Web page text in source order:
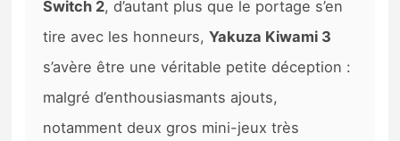
Switch 2, d’autant plus que le portage s’en
tire avec les honneurs,Yakuza Kiwami 3
s’avère être une véritable petite déception :
malgré d’enthousiasmants ajouts,
notamment deux gros mini-jeux très